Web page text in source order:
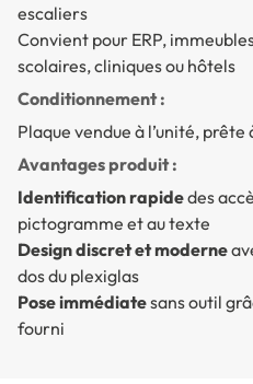
escaliers
Convient pour ERP,
scolaires, cliniques ou hôtels
Conditionnement :
Plaque vendue à l’unité, prête
Avantages produit :
Identification rapidedes
pictogramme et au texte
Design discret et moderne
dos du plexiglas
Pose immédiatesans outil
fourni